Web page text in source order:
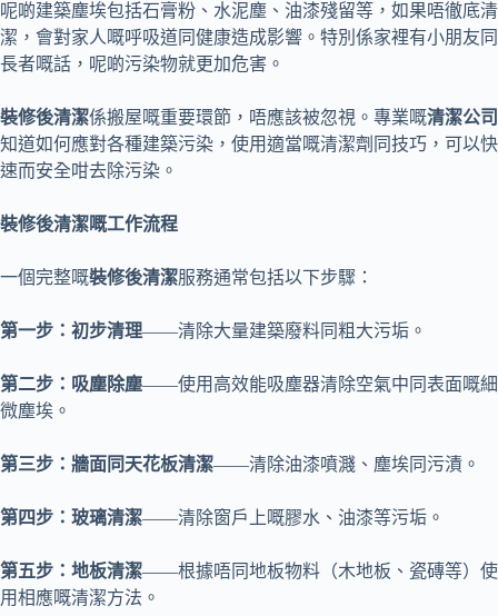
呢啲建築塵埃包括石膏粉、水泥塵、油漆殘留等，如果唔徹底清
潔，會對家人嘅呼吸道同健康造成影響。特別係家裡有小朋友同
長者嘅話，呢啲污染物就更加危害。
裝修後清潔係搬屋嘅重要環節，唔應該被忽視。專業嘅清潔公司
知道如何應對各種建築污染，使用適當嘅清潔劑同技巧，可以快
速而安全咁去除污染。
裝修後清潔嘅工作流程
一個完整嘅裝修後清潔服務通常包括以下步驟：
第一步：初步清理——清除大量建築廢料同粗大污垢。
第二步：吸塵除塵——使用高效能吸塵器清除空氣中同表面嘅細
微塵埃。
第三步：牆面同天花板清潔——清除油漆噴濺、塵埃同污漬。
第四步：玻璃清潔——清除窗戶上嘅膠水、油漆等污垢。
第五步：地板清潔——根據唔同地板物料（木地板、瓷磚等）使
用相應嘅清潔方法。